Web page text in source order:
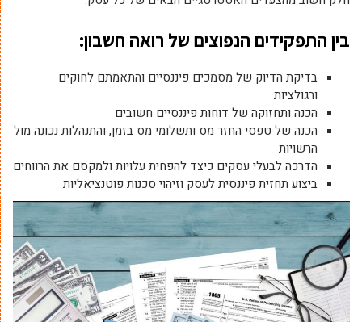
בין התפקידים הנפוצים של רואה חשבון:
בדיקת הדיוק של מסמכים פיננסיים והתאמתם לחוקים
ורגולציות
הכנה ותחזוקה של דוחות פיננסיים חשובים
הכנה של טפסי החזר מס ותשלומי מס בזמן, והתנהלות נכונה מול
הרשויות
הדרכה לבעלי עסקים כיצד להפחית עלויות ולמקסם את הרווחים
ביצוע תחזית פיננסית לעסק וזיהוי סכנות פוטנציאליות